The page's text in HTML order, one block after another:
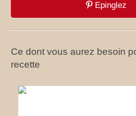
Epinglez
Ce dont vous aurez besoin
recette